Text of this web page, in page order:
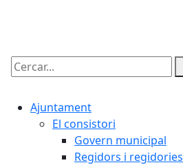
Cercar:
Ajuntament
El consistori
Govern municipal
Regidors i regidories